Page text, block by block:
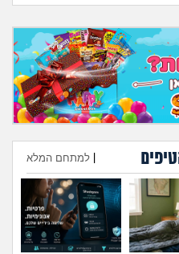
עבודה וקריירה
חברים ואנשים
בית, שכנים ושותפים
מה שעובר עליי
שומרים על הגוף
פיננסי וכלכלה
למתחם המלא
הוספת טיפ